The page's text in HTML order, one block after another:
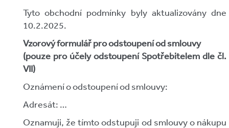
Tyto obchodní podmínky byly aktualizovány dne
10.2.2025.
Vzorový formulář pro odstoupení od smlouvy
(pouze pro účely odstoupení Spotřebitelem dle čl.
VII)
Oznámení o odstoupení od smlouvy:
Adresát: …
Oznamuji, že tímto odstupuji od smlouvy o nákupu